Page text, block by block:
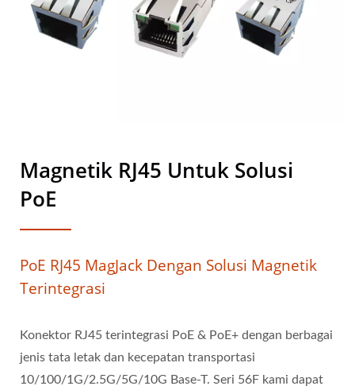
Magnetik RJ45 Untuk Solusi
PoE
PoE RJ45 MagJack Dengan Solusi Magnetik
Terintegrasi
Konektor RJ45 terintegrasi PoE & PoE+ dengan berbagai
jenis tata letak dan kecepatan transportasi
10/100/1G/2.5G/5G/10G Base-T. Seri 56F kami dapat